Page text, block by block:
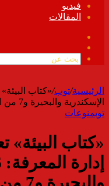
فيديو
المقالات
الموقع
الرئيسية/توب/
الإسكندرية والبحيرة و7 من الفيوم والأقصر وقنا
توبمنوعات
«كتاب البيئة»